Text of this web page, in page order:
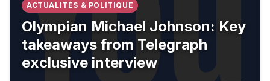
ACTUALITÉS & POLITIQUE
Olympian Michael Johnson: Key
takeaways from Telegraph
exclusive interview